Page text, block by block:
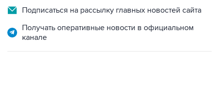
Подписаться на рассылку главных новостей сайта
Получать оперативные новости в официальном
канале